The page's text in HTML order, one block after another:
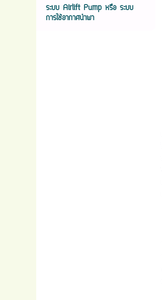
ระบบ Airlift Pump หรือ ระบบ
การใช้อากาศนำพา